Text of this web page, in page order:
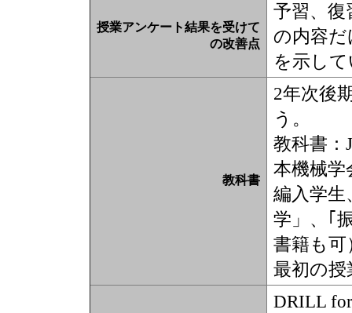
授業アンケート結果を受けて
の改善点
予習、
の内容
を示し
教科書
2年次後
う。
教科書
本機械
編入学生
学」、｢
書籍も
最初の授
DRILL